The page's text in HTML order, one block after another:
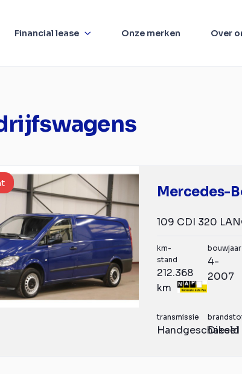
Financial lease Onze merken Over
Mercedes-
km-
stand
212.368
km
bouwjaar
4-
2007
transmissie
Handgeschakeld
Diesel